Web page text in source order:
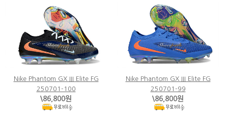
Nike Phantom GX III Elite FG
250701-100
\86,800원
Nike Phantom GX III Elite FG
250701-99
\86,800원